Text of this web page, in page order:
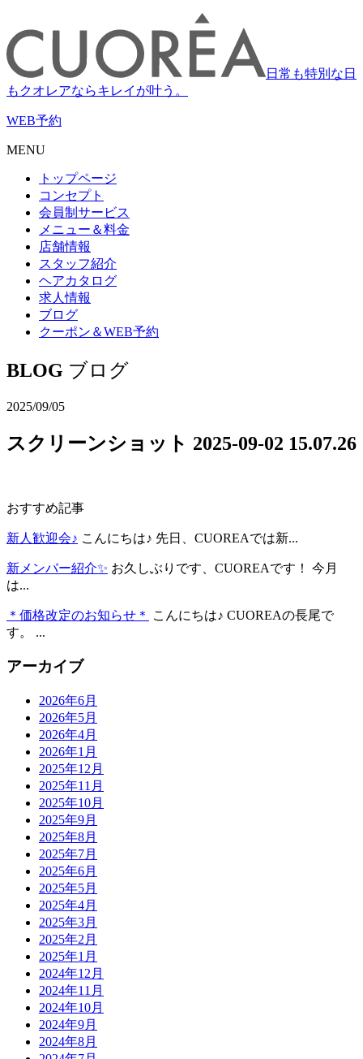
日常も特別な日
もクオレアならキレイが叶う。
WEB予約
MENU
トップページ
コンセプト
会員制サービス
メニュー＆料金
店舗情報
スタッフ紹介
ヘアカタログ
求人情報
ブログ
クーポン＆WEB予約
BLOG ブログ
2025/09/05
スクリーンショット 2025-09-02 15.07.26
おすすめ記事
新人歓迎会♪ こんにちは♪ 先日、CUOREAでは新...
新メンバー紹介✨ お久しぶりです、CUOREAです！ 今月
は...
＊価格改定のお知らせ＊
こんにちは♪ CUOREAの長尾で
す。 ...
アーカイブ
2026年6月
2026年5月
2026年4月
2026年1月
2025年12月
2025年11月
2025年10月
2025年9月
2025年8月
2025年7月
2025年6月
2025年5月
2025年4月
2025年3月
2025年2月
2025年1月
2024年12月
2024年11月
2024年10月
2024年9月
2024年8月